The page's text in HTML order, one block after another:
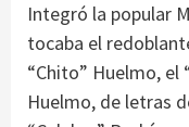
Integró la popular
tocaba el
“Chito” Huelmo, el
Huelmo, de letras